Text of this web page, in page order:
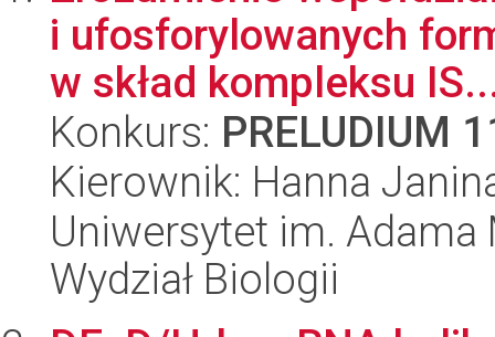
i ufosforylowanych
w skład kompleksu
Konkurs: PRELUDIUM
Kierownik: Hanna
Uniwersytet im.
Wydział Biologii